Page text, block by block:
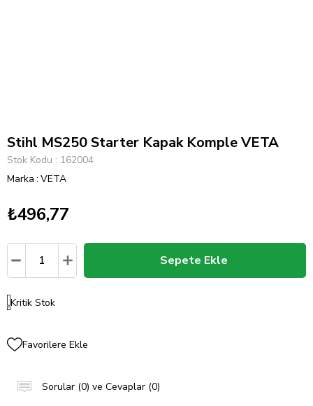
Stihl MS250 Starter Kapak Komple VETA
Stok Kodu
162004
Marka : VETA
₺496,77
Kritik Stok
Favorilere Ekle
Sorular (0) ve Cevaplar (0)